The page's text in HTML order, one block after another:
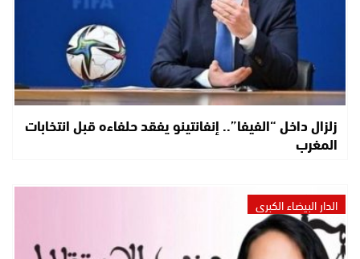
زلزال داخل “الفيفا”.. إنفانتينو يفقد حلفاءه قبل انتخابات
المغرب
الدار البيضاء الكبرى